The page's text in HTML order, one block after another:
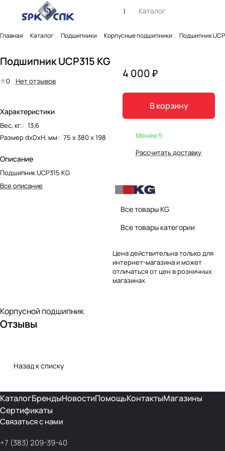
Каталог
Главная Каталог Подшипники Корпусные подшипники Подшипник
Подшипник UCP315 KG
0 Нет отзывов
Характеристики
Вес, кг.: 13,6
Размер dxDxH, мм: 75 х 380 х 198
Описание
Подшипник UCP315 KG
Все описание
4 000 ₽
В корзину
Менее 5
Рассчитать доставку
Все товары KG
Все товары категории
Цена действительна только для
интернет-магазина и может
отличаться от цен в розничных
магазинах
Корпусной подшипник
Отзывы
Назад к списку
КаталогБрендыНовостиПомощьКонтактыМагазины
Сертификаты
Связаться с нами
+7 (383) 209-39-40